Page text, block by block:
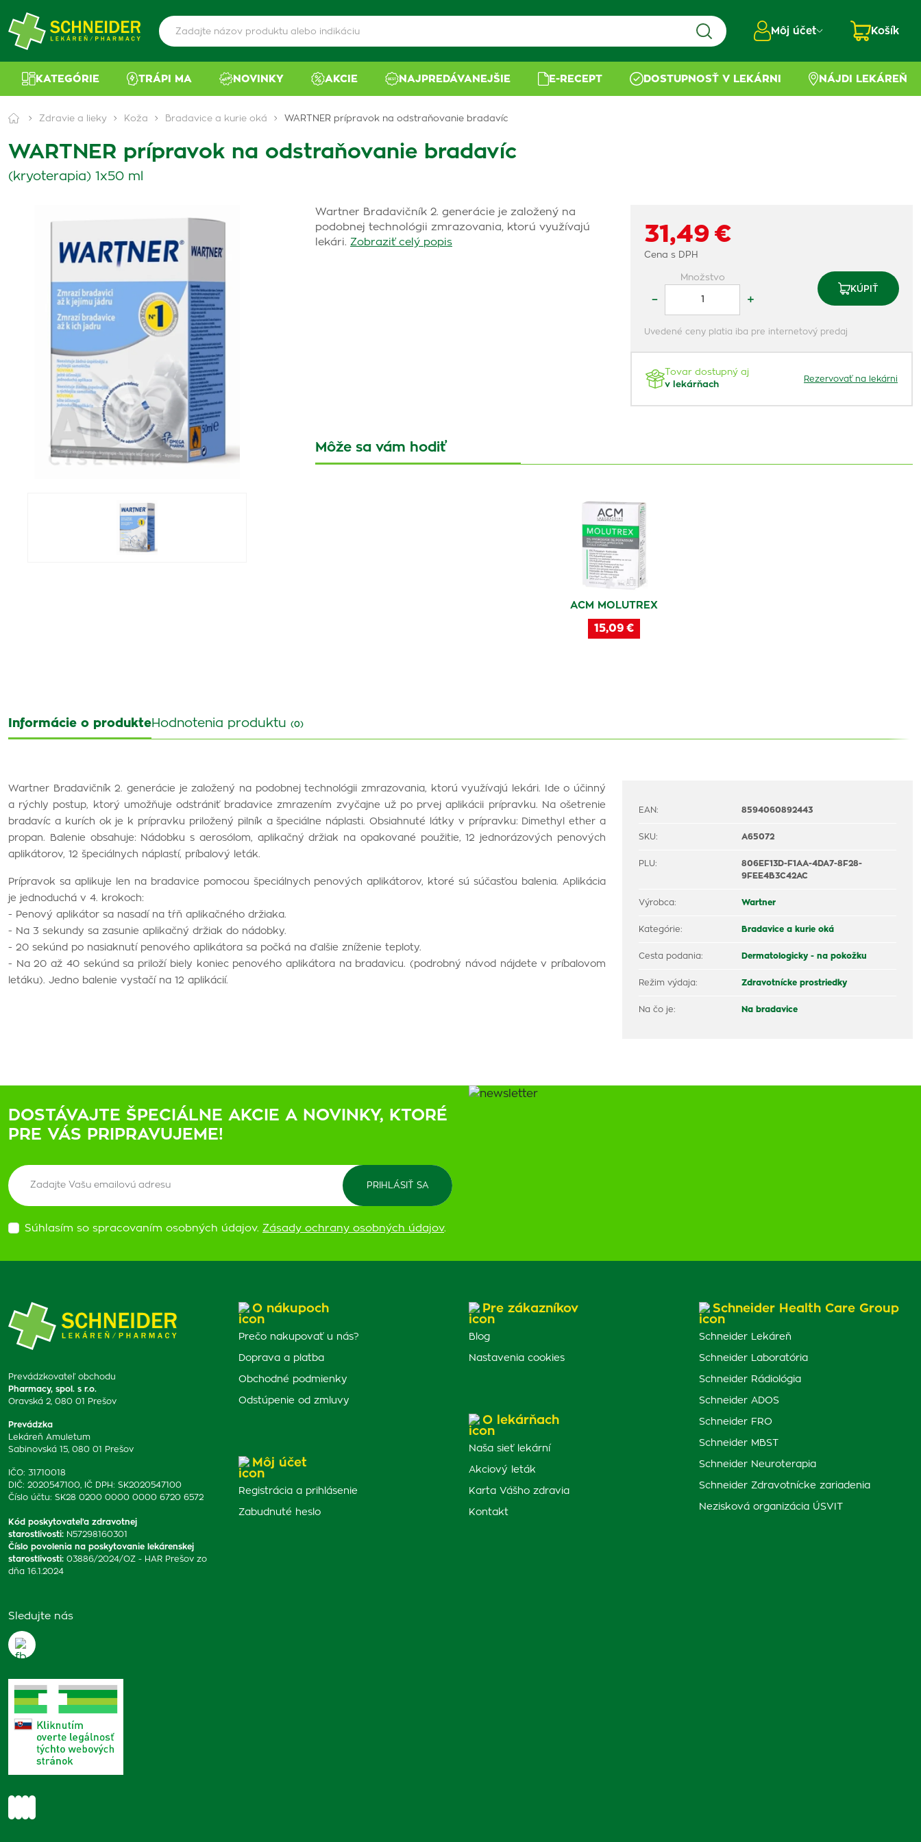
Môj účet Košík
KATEGÓRIE TRÁPI MA NOVINKY AKCIE NAJPREDÁVANEJŠIE E-RECEPT DOSTUPNOSŤ V LEKÁRNI NÁJDI LEKÁREŇ
Zdravie a lieky Koža Bradavice a kurie oká WARTNER prípravok na odstraňovanie bradavíc
WARTNER prípravok na odstraňovanie bradavíc
(kryoterapia) 1x50 ml
Wartner Bradavičník 2. generácie je založený na
podobnej technológii zmrazovania, ktorú využívajú
lekári. Zobraziť celý popis 31,49 €
Cena s DPH
Množstvo
– +
KÚPIŤ
Uvedené ceny platia iba pre internetový predaj
Tovar dostupný aj
v lekárňach
Rezervovať na lekárni
Môže sa vám hodiť
ACM MOLUTREX
15,09 €
Informácie o produkteHodnotenia produktu (0)
Wartner Bradavičník 2. generácie je založený na podobnej technológii zmrazovania, ktorú využívajú lekári. Ide o účinný
a rýchly postup, ktorý umožňuje odstrániť bradavice zmrazením zvyčajne už po prvej aplikácii prípravku. Na ošetrenie
bradavíc a kurích ok je k prípravku priložený pilník a špeciálne náplasti. Obsiahnuté látky v prípravku: Dimethyl ether a
propan. Balenie obsahuje: Nádobku s aerosólom, aplikačný držiak na opakované použitie, 12 jednorázových penových
aplikátorov, 12 špeciálnych náplastí, príbalový leták.
Prípravok sa aplikuje len na bradavice pomocou špeciálnych penových aplikátorov, ktoré sú súčasťou balenia. Aplikácia
je jednoduchá v 4. krokoch:
- Penový aplikátor sa nasadí na tŕň aplikačného držiaka.
- Na 3 sekundy sa zasunie aplikačný držiak do nádobky.
- 20 sekúnd po nasiaknutí penového aplikátora sa počká na ďalšie zníženie teploty.
- Na 20 až 40 sekúnd sa priloží biely koniec penového aplikátora na bradavicu. (podrobný návod nájdete v príbalovom
letáku). Jedno balenie vystačí na 12 aplikácií.
EAN: 8594060892443
SKU: A65072
PLU:
806EF13D-F1AA-4DA7-8F28-
9FEE4B3C42AC
Výrobca: Wartner
Kategórie: Bradavice a kurie oká
Cesta podania: Dermatologicky - na pokožku
Režim výdaja: Zdravotnícke prostriedky
Na čo je: Na bradavice
DOSTÁVAJTE ŠPECIÁLNE AKCIE A NOVINKY, KTORÉ
PRE VÁS PRIPRAVUJEME!
Súhlasím so spracovaním osobných údajov. Zásady ochrany osobných údajov.
Prevádzkovateľ obchodu
Pharmacy, spol. s r.o.
Oravská 2, 080 01 Prešov
Prevádzka
Lekáreň Amuletum
Sabinovská 15, 080 01 Prešov
IČO: 31710018
DIČ: 2020547100, IČ DPH: SK2020547100
Číslo účtu: SK28 0200 0000 0000 6720 6572
Kód poskytovateľa zdravotnej
starostlivosti: N57298160301
Číslo povolenia na poskytovanie lekárenskej
starostlivosti: 03886/2024/OZ - HAR Prešov zo
dňa 16.1.2024
Sledujte nás
O nákupoch
Prečo nakupovať u nás?
Doprava a platba
Obchodné podmienky
Odstúpenie od zmluvy
Môj účet
Registrácia a prihlásenie
Zabudnuté heslo
Pre zákazníkov
Blog
Nastavenia cookies
O lekárňach
Naša sieť lekární
Akciový leták
Karta Vášho zdravia
Kontakt
Schneider Health Care Group
Schneider Lekáreň
Schneider Laboratória
Schneider Rádiológia
Schneider ADOS
Schneider FRO
Schneider MBST
Schneider Neuroterapia
Schneider Zdravotnícke zariadenia
Nezisková organizácia ÚSVIT